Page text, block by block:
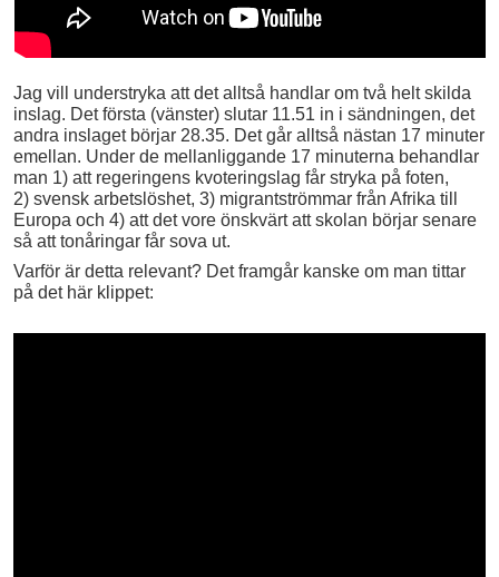
Jag vill understryka att det alltså handlar om två helt skilda
inslag. Det första (vänster) slutar 11.51 in i sändningen, det
andra inslaget börjar 28.35. Det går alltså nästan 17 minuter
emellan. Under de mellanliggande 17 minuterna behandlar
man 1) att regeringens kvoteringslag får stryka på foten,
2) svensk arbetslöshet, 3) migrantströmmar från Afrika till
Europa och 4) att det vore önskvärt att skolan börjar senare
så att tonåringar får sova ut.
Varför är detta relevant? Det framgår kanske om man tittar
på det här klippet: